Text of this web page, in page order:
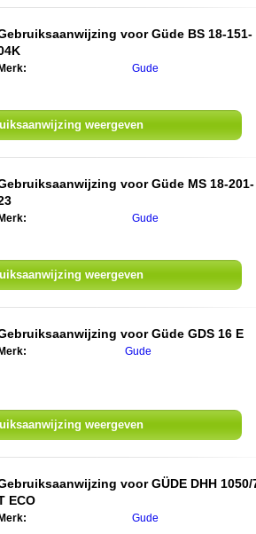
voor Güde BS 18-151-
Merk: Gude
weergeven
voor Güde MS 18-201-
Merk: Gude
weergeven
voor Güde GDS 16 E
Merk: Gude
weergeven
voor GÜDE DHH 1050/
ECO
Merk: Gude